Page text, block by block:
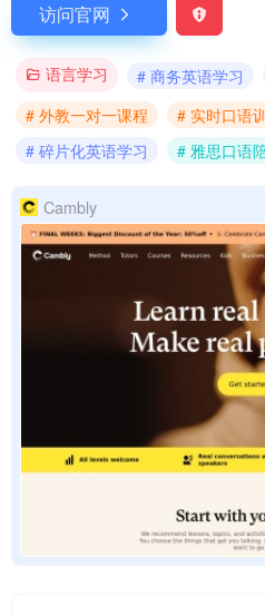
访问官网
语言学习 # 商务英语学习
# 外教一对一课程
# 实时口语
# 碎片化英语学习
# 雅思口语
Cambly